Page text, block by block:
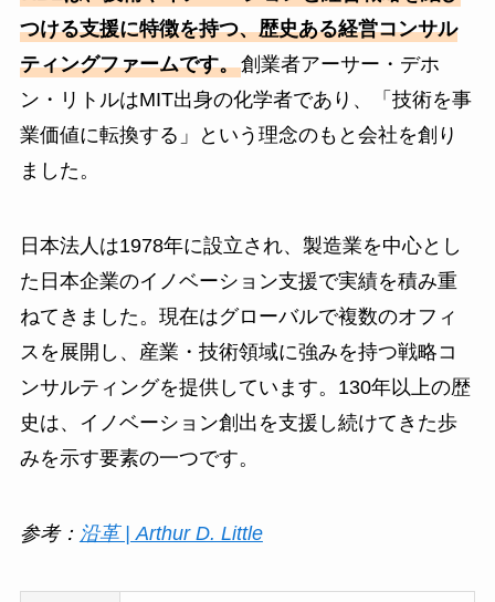
つける支援に特徴を持つ、歴史ある経営コンサル
ティングファームです。創業者アーサー・デホ
ン・リトルはMIT出身の化学者であり、「技術を事
業価値に転換する」という理念のもと会社を創り
ました。
日本法人は1978年に設立され、製造業を中心とし
た日本企業のイノベーション支援で実績を積み重
ねてきました。現在はグローバルで複数のオフィ
スを展開し、産業・技術領域に強みを持つ戦略コ
ンサルティングを提供しています。130年以上の歴
史は、イノベーション創出を支援し続けてきた歩
みを示す要素の一つです。
参考： 沿革 | Arthur D. Little